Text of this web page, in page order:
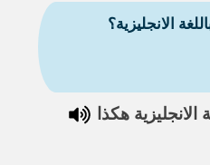
الانجليزية؟
الانجليزية هكذا